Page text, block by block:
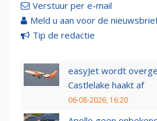
Verstuur per e-mail
Meld u aan voor de
Tip de redactie
easyJet wordt
Castlelake haakt af
06-08-2026, 16:20